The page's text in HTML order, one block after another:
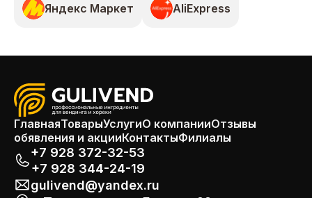
Яндекс Маркет AliExpress
ГлавнаяТоварыУслугиО компанииОтзывы
обявления и акцииКонтактыФилиалы
+7 928 372-32-53
+7 928 344-24-19
gulivend@yandex.ru